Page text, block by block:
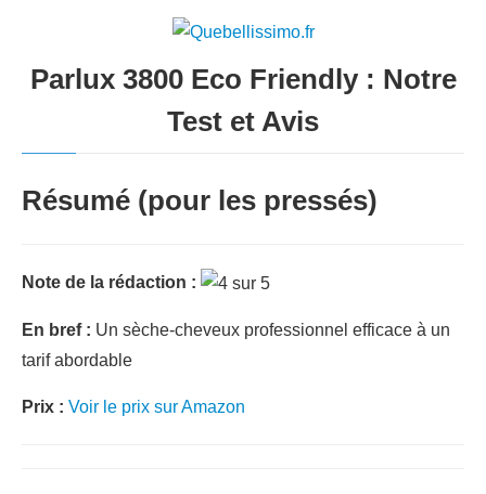
Parlux 3800 Eco Friendly : Notre
Test et Avis
Résumé (pour les pressés)
Note de la rédaction :
En bref : Un sèche-cheveux professionnel efficace à un
tarif abordable
Prix : Voir le prix sur Amazon